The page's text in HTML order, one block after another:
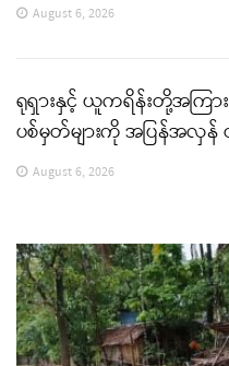
August 6, 2026
ရုရှားနှင့် ယူကရိန်းတို့အကြ
ပစ်မှတ်များကို အပြန်အလှ
August 6, 2026